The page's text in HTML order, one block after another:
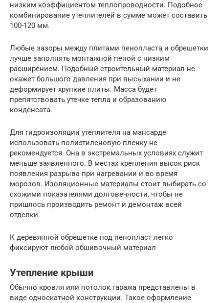
низким коэффициентом теплопроводности. Подобное
комбинирование утеплителей в сумме может составить
100-120 мм.
Любые зазоры между плитами пенопласта и обрешетки
лучше заполнять монтажной пеной с низким
расширением. Подобный строительный материал не
окажет большого давления при высыхании и не
деформирует хрупкие плиты. Масса будет
препятствовать утечке тепла и образованию
конденсата.
Для гидроизоляции утеплителя на мансарде
использовать полиэтиленовую пленку не
рекомендуется. Она в экстремальных условиях служит
меньше заявленного. В местах крепления высок риск
появления разрыва при нагревании и во время
морозов. Изоляционные материалы стоит выбирать со
схожими показателями долговечности, чтобы не
пришлось производить ремонт и демонтаж всей
отделки.
К деревянной обрешетке под пенопласт легко
фиксируют любой обшивочный материал
Утепление крыши
Обычно кровля или потолок гаража представлены в
виде односкатной конструкции. Такое оформление